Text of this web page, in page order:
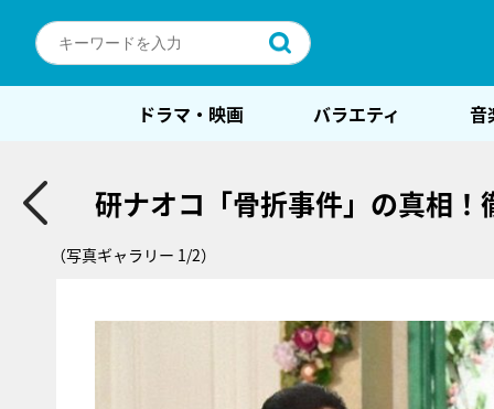
ドラマ・映画 バラエティ 音
研ナオコ「骨折事件」の真相
（写真ギャラリー 1/2）